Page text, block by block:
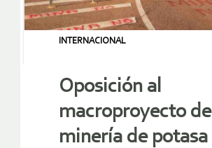
INTERNACIONAL
Oposición al
macroproyecto de
minería de potasa